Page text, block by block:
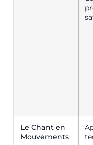
Le Chant en
Mouvements